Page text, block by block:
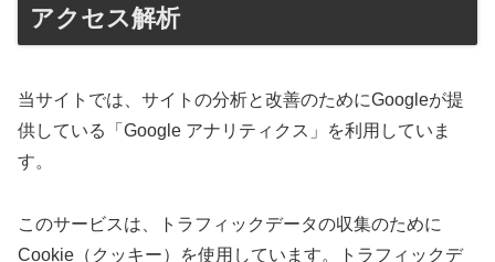
アクセス解析
当サイトでは、サイトの分析と改善のためにGoogleが提
供している「Google アナリティクス」を利用していま
す。
このサービスは、トラフィックデータの収集のために
Cookie（クッキー）を使用しています。トラフィックデ